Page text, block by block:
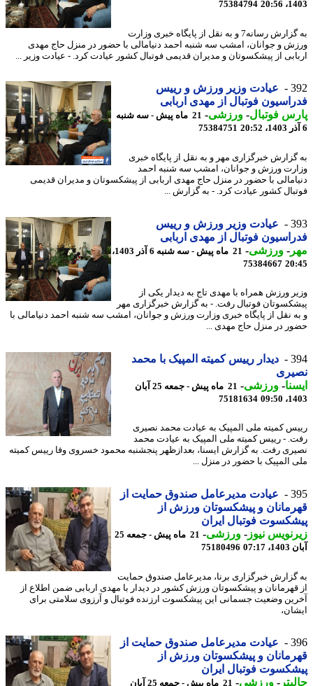
75384794
به گزارش رسانه7 و به نقل از پایگاه خبری وزارت
و جوانان، امشب سه شنبه احمد دنیامالی با حضور در منزل حاج مهدی
از پیشکسوتان و مدیران قدیمی فوتبال کشور عیادت کرد. - عیادت وزیر ...
عیادت وزیر ورزش و رییس
فوتبال از مهدی اربابی
فوتبال-ورزشی-
21 ماه پیش - سه شنبه
75384751
خبرگزاری مهر و به نقل از پایگاه خبری
ورزش و جوانان، امشب سه شنبه احمد
با حضور در منزل حاج مهدی اربابی از پیشکسوتان و مدیران قدیمی
کشور عیادت کرد. - به گزارش ...
عیادت وزیر ورزش و رییس
فوتبال از مهدی اربابی
-ورزشی-
21 ماه پیش - سه شنبه 6 آذر 1403،
75384667
ورزش همراه با مهدی تاج به دیدار یکی از
فوتبال رفت. - به گزارش خبرگزاری مهر
نقل از پایگاه خبری وزارت ورزش و جوانان، امشب سه شنبه احمد دنیامالی با
در منزل حاج مهدی ...
دیدار رییس کمیته المپیک با محمد
-ورزشی-
21 ماه پیش - جمعه 25 آبان
75181634
کمیته ملی المپیک به عیادت محمد نصیری
- رییس کمیته ملی المپیک به عیادت محمد
رفت. به گزارش ایسنا، بعدازظهر پنجشنبه محمود خسروی وفا رییس کمیته
المپیک با حضور در منزل ...
عیادت مدیرعامل صندوق حمایت از
و پیشکسوتان ورزش از
فوتبال ایران
نیوز-ورزشی-
21 ماه پیش - جمعه 25
75180496
خبرگزاری برنا، مدیرعامل صندوق حمایت
و پیشکسوتان ورزش کشور در دیدار با مهدی اربابی ضمن اطلاع از
وضعیت جسمانی این پیشکسوت ارزنده فوتبال و آرزوی سلامتی برای
عیادت مدیرعامل صندوق حمایت از
و پیشکسوتان ورزش از
فوتبال ایران
-ورزشی- 21 ماه پیش - جمعه 25 آبان